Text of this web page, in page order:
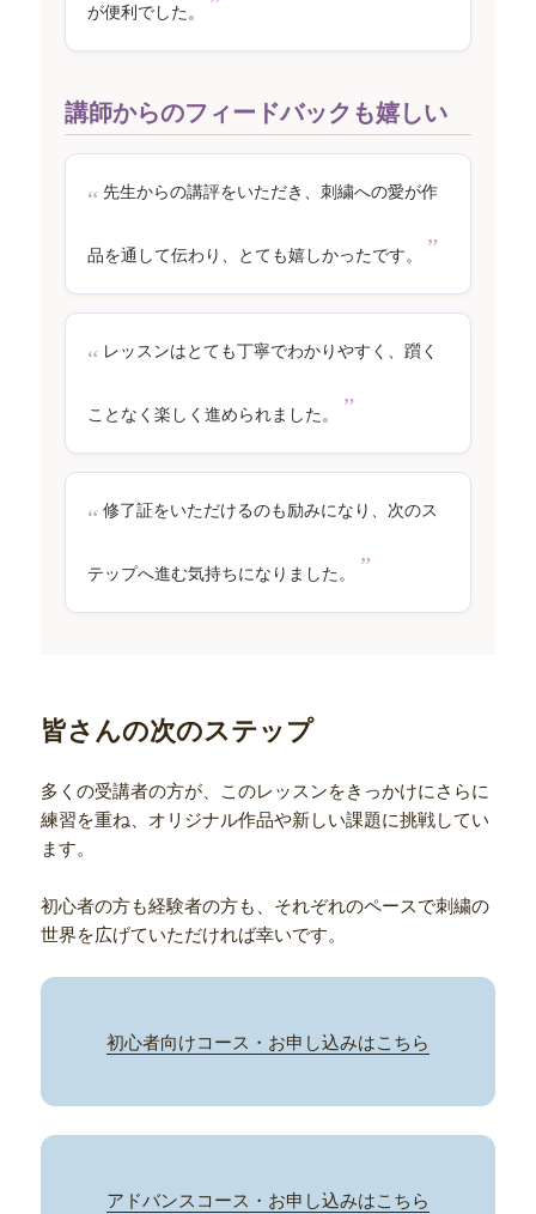
が便利でした。
講師からのフィードバックも嬉しい
先生からの講評をいただき、刺繍への愛が作
品を通して伝わり、とても嬉しかったです。
レッスンはとても丁寧でわかりやすく、躓く
ことなく楽しく進められました。
修了証をいただけるのも励みになり、次のス
テップへ進む気持ちになりました。
皆さんの次のステップ
多くの受講者の方が、このレッスンをきっかけにさらに
練習を重ね、オリジナル作品や新しい課題に挑戦してい
ます。
初心者の方も経験者の方も、それぞれのペースで刺繍の
世界を広げていただければ幸いです。
初心者向けコース・お申し込みはこちら
アドバンスコース・お申し込みはこちら